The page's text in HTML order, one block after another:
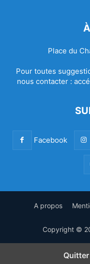
Place du
Pour toutes
nous contacter :
Facebook
A propos
Copyright ©